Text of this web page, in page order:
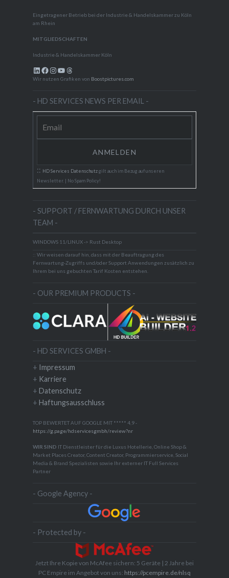
Eingetragener Betrieb bei der Industrie & Handelskammer zu Köln
am Rhein
MITGLIEDSCHAFTEN
Industrie & Handelskammer Köln
LinkedIn Facebook Instagram YouTube Threads
Wir nutzen Grafiken von Boostpictures.com
- HD SERVICES NEWS PER EMAIL -
:: HD Services Datenschutzgilt auch im Bezug auf unseren
Newsletter. | No Spam Policy!
- SUPPORT / FERNWARTUNG DURCH UNSER
TEAM -
WINDOWS 11/LINUX -> Rust Desktop
:: Wir weisen darauf hin, dass mit der Beauftragung des
Fernwartung-Zugriffs und/oder Support Anwendungen zusätzlich zu
Ihrem bei uns gebuchten Tarif Kosten entstehen.
- OUR PREMIUM PRODUCTS -
- HD SERVICES GMBH -
+ Impressum
+ Karriere
+ Datenschutz
+ Haftungsausschluss
TOP BEWERTET AUF GOOGLE MIT ***** 4,9 -
https://g.page/hdservicesgmbh/review?nr
WIR SIND IT Dienstleister für die Luxus Hotellerie, Online Shop &
Market Places Creator, Content Creator, Programmierservice, Social
Media & Brand Spezialisten sowie Ihr externer IT Full Services
Partner
- Google Agency -
- Protected by -
Jetzt Ihre Kopie von McAfee sichern: 5 Geräte | 2 Jahre bei
PC Empire im Angebot von uns: https://pcempire.de/nlsq